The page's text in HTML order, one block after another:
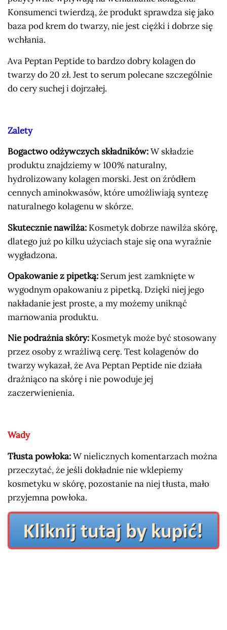
Konsumenci twierdzą, że produkt sprawdza się jako
baza pod krem do twarzy, nie jest ciężki i dobrze się
wchłania.
Ava Peptan Peptide to bardzo dobry kolagen do
twarzy do 20 zł. Jest to serum polecane szczególnie
do cery suchej i dojrzałej.
Zalety
Bogactwo odżywczych składników:W składzie
produktu znajdziemy w 100% naturalny,
hydrolizowany kolagen morski. Jest on źródłem
cennych aminokwasów, które umożliwiają syntezę
naturalnego kolagenu w skórze.
Skutecznie nawilża: Kosmetyk dobrze nawilża skórę,
dlatego już po kilku użyciach staje się ona wyraźnie
wygładzona.
Opakowanie z pipetką: Serum jest zamknięte w
wygodnym opakowaniu z pipetką. Dzięki niej jego
nakładanie jest proste, a my możemy uniknąć
marnowania produktu.
Nie podrażnia skóry: Kosmetyk może być stosowany
przez osoby z wrażliwą cerę. Test kolagenów do
twarzy wykazał, że Ava Peptan Peptide nie działa
drażniąco na skórę i nie powoduje jej
zaczerwienienia.
Wady
Tłusta powłoka:W nielicznych komentarzach można
przeczytać, że jeśli dokładnie nie wklepiemy
kosmetyku w skórę, pozostanie na niej tłusta, mało
przyjemna powłoka.